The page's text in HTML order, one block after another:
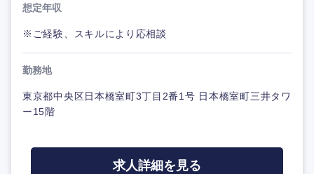
想定年収
※ご経験、スキルにより応相談
勤務地
東京都中央区日本橋室町3丁目2番1号 日本橋室町三井タワ
ー15階
求人詳細を見る